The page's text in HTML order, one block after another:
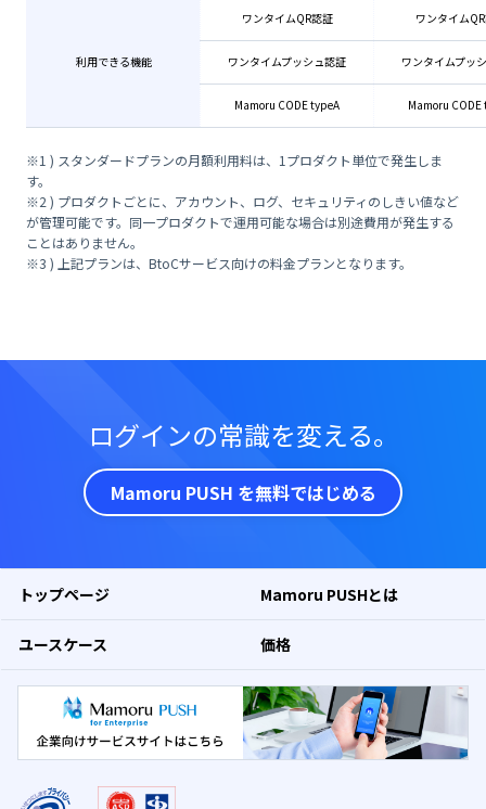
利用できる機能
ワンタイムQR認証 ワンタイム
ワンタイムプッシュ認証 ワンタイムプッ
Mamoru CODE typeA Mamoru CODE
※1 ) スタンダードプランの月額利用料は、1プロダクト単位で発生しま
す。
※2 ) プロダクトごとに、アカウント、ログ、セキュリティのしきい値など
が管理可能です。同一プロダクトで運用可能な場合は別途費用が発生する
ことはありません。
※3 ) 上記プランは、BtoCサービス向けの料金プランとなります。
ログインの常識を変える。
Mamoru PUSH を無料ではじめる
トップページ Mamoru PUSHとは
ユースケース 価格